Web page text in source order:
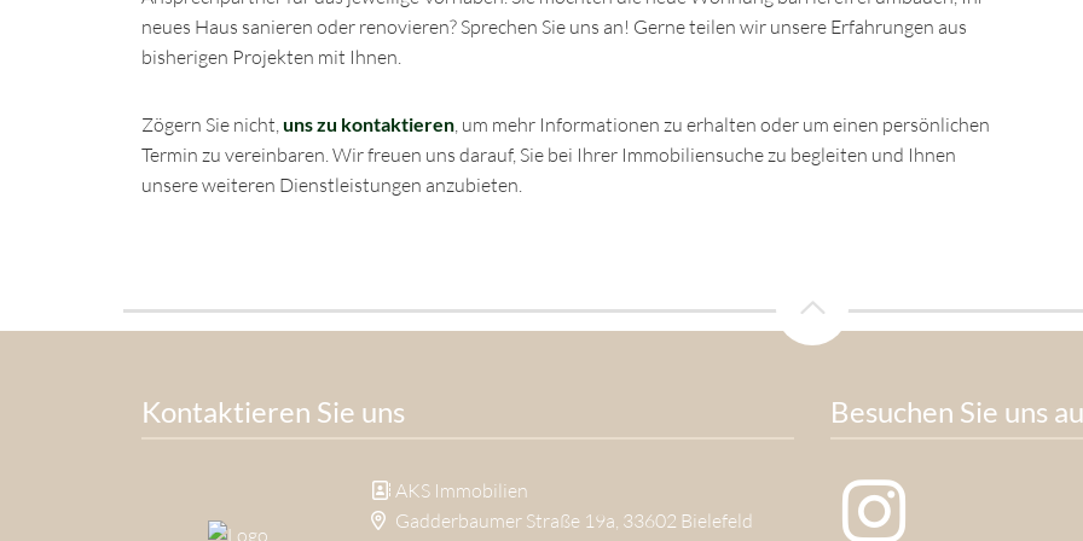
neues Haus sanieren oder renovieren? Sprechen Sie uns an! Gerne teilen wir unsere Erfahrungen aus
bisherigen Projekten mit Ihnen.
Zögern Sie nicht, uns zu kontaktieren , um mehr Informationen zu erhalten oder um einen persönlichen
Termin zu vereinbaren. Wir freuen uns darauf, Sie bei Ihrer Immobiliensuche zu begleiten und Ihnen
unsere weiteren Dienstleistungen anzubieten.
Kontaktieren Sie uns
AKS Immobilien
Gadderbaumer Straße 19a, 33602 Bielefeld
Besuchen Sie uns